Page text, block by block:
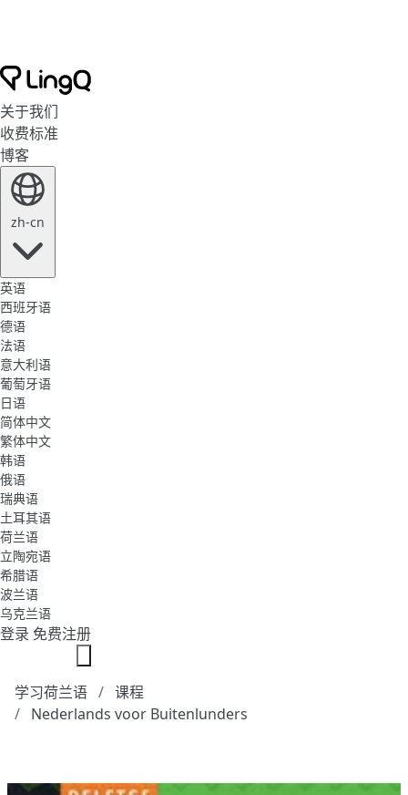
关于我们
收费标准
博客
zh-cn
英语
西班牙语
德语
法语
意大利语
葡萄牙语
日语
简体中文
繁体中文
韩语
俄语
瑞典语
土耳其语
荷兰语
立陶宛语
希腊语
波兰语
乌克兰语
登录 免费注册
学习荷兰语
课程
Nederlands voor Buitenlunders